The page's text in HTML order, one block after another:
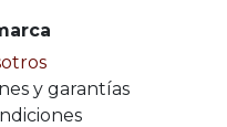
y garantías